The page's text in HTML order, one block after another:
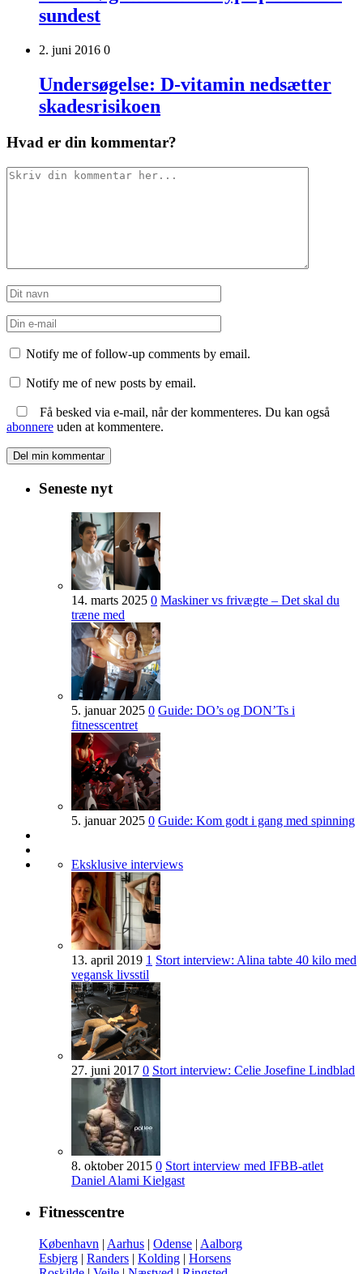
sundest
2. juni 2016 0
Undersøgelse: D-vitamin nedsætter
skadesrisikoen
Hvad er din kommentar?
Notify me of follow-up comments by email.
Notify me of new posts by email.
Få besked via e-mail, når der kommenteres. Du kan også
abonnere uden at kommentere.
Seneste nyt
14. marts 2025 0 Maskiner vs frivægte – Det skal du
træne med
5. januar 2025 0 Guide: DO’s og DON’Ts i
fitnesscentret
5. januar 2025 0 Guide: Kom godt i gang med spinning
Eksklusive interviews
13. april 2019 1 Stort interview: Alina tabte 40 kilo med
vegansk livsstil
27. juni 2017 0 Stort interview: Celie Josefine Lindblad
8. oktober 2015 0 Stort interview med IFBB-atlet
Daniel Alami Kielgast
Fitnesscentre
København | Aarhus | Odense | Aalborg
Esbjerg | Randers | Kolding | Horsens